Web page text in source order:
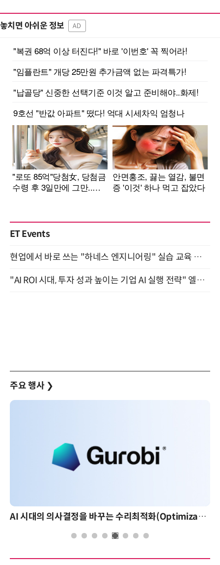
놓치면 아쉬운 정보 AD
ET Events
현업에서 바로 쓰는 "하네스 엔지니어링" 실습 교육 워크숍 8월 20일 개최
"AI ROI 시대, 투자 성과 높이는 기업 AI 실행 전략" 엘타워 6층 (9월 18일)
주요 행사 ❯
AI 시대의 의사결정을 바꾸는 수리최적화(Optimization): 실제 산업 적용 사례와 활용 전략